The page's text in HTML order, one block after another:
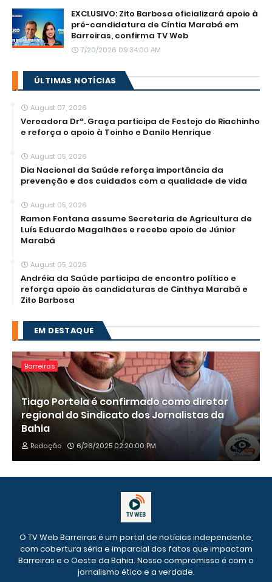
EXCLUSIVO: Zito Barbosa oficializará apoio à
pré-candidatura de Cíntia Marabá em
Barreiras, confirma TV Web
7/20/2026 09:34:00 AM
ÚLTIMAS NOTÍCIAS
August 07, 2026
Vereadora Drª. Graça participa de Festejo do Riachinho
e reforça o apoio à Toinho e Danilo Henrique
August 05, 2026
Dia Nacional da Saúde reforça importância da
prevenção e dos cuidados com a qualidade de vida
August 05, 2026
Ramon Fontana assume Secretaria de Agricultura de
Luís Eduardo Magalhães e recebe apoio de Júnior
Marabá
August 05, 2026
Andréia da Saúde participa de encontro político e
reforça apoio às candidaturas de Cinthya Marabá e
Zito Barbosa
EM DESTAQUE
Barreiras
Tiago Portela é confirmado como diretor
regional do Sindicato dos Jornalistas da
Bahia
Redação 6/26/2025 02:20:00 PM
O TV Web Barreiras é um portal de notícias independente,
com cobertura séria e imparcial dos fatos que impactam
Barreiras e o Oeste da Bahia. Nosso compromisso é com o
jornalismo ético e a verdade.